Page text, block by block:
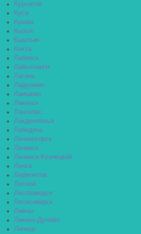
Курчатов
Куса
Кушва
Кызыл
Кыштым
Кяхта
Лабинск
Лабытнанги
Лагань
Ладушкин
Лаишево
Лакинск
Лангепас
Лахденпохья
Лебедянь
Лениногорск
Ленинск
Ленинск-Кузнецкий
Ленск
Лермонтов
Лесной
Лесозаводск
Лесосибирск
Ливны
Ликино-Дулёво
Липецк